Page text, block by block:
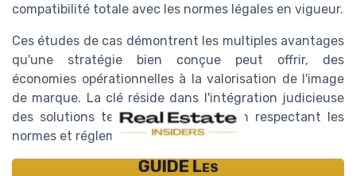
compatibilité totale avec les normes légales en vigueur.
Ces études de cas démontrent les multiples avantages
qu'une stratégie bien conçue peut offrir, des
économies opérationnelles à la valorisation de l'image
de marque. La clé réside dans l'intégration judicieuse
des solutions technologiques tout en respectant les
normes et réglementations définies.
GUIDE Les